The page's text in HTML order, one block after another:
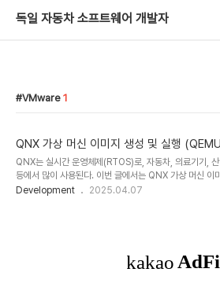
독일 자동차 소프트웨어 개발자
VMware 1
QNX 가상 머신 이미지 생성 및 실행
nximage 활용법)
QNX는 실시간 운영체제(RTOS)로, 자동차, 의료기기, 산
등에서 많이 사용된다. 이번 글에서는 QNX 가상 머신 이
어 QEMU에서 실행하는 전체 과정을 소개한다. 실습 중심
하는 방법은 2025.03.07 - [Automotive] - 비상업적
한 QNX SDP 8.0 무료 라이선스 글을 참고하면 된
Development 2025.04.07